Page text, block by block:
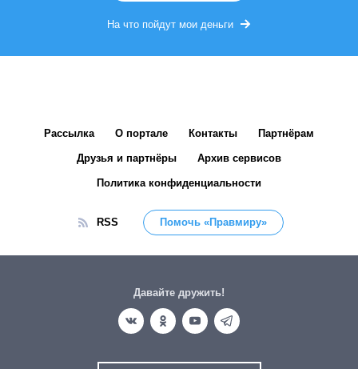
На что пойдут мои деньги
Рассылка О портале Контакты Партнёрам
Друзья и партнёры Архив сервисов
Политика конфиденциальности
RSS Помочь «Правмиру»
Давайте дружить!